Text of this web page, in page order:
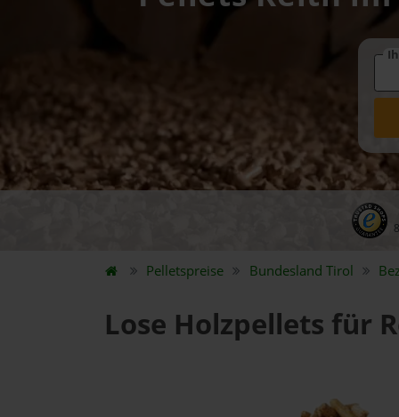
Pelletspreise Bundesland Tirol
Lose Holzpellets für